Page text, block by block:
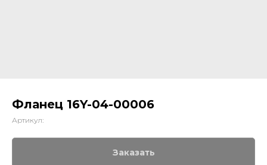
Фланец 16Y-04-00006
Артикул:
Заказать